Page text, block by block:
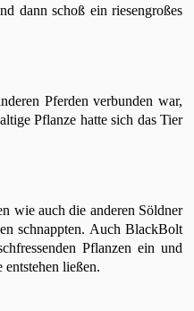
dann schoß ein riesengroßes
Pferden verbunden war,
Pflanze hatte sich das Tier
wie auch die anderen Söldner
schnappten. Auch BlackBolt
Pflanzen ein und
ließen.